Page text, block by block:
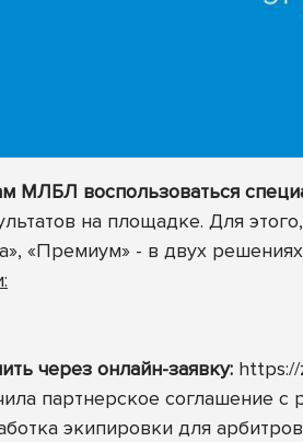
МЛБЛ воспользоваться
на площадке. Для
«Премиум» - в двух
через онлайн-заявку:
партнерское соглашение с
экипировки для